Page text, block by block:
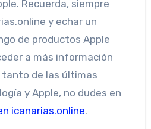
Recuerda, siempre
y echar un
de productos Apple
a más información
de las últimas
y Apple, no dudes en
icanarias.online.